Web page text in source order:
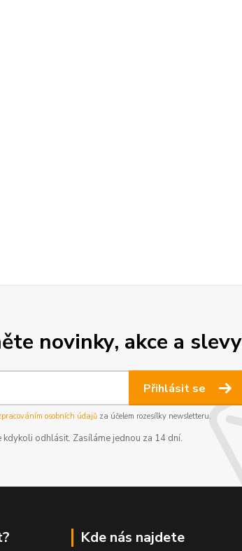
novinky, akce a
Přihlásit se
osobních údajůza účelem rozesílky newsletteru.
kdykoli odhlásit. Zasíláme jednou za 14 dní.
Kde nás najdete